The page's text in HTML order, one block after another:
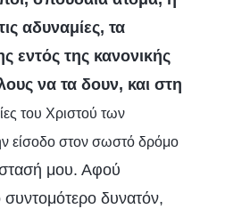
αδυναμίες, τα
εντός της κανονικής
να τα δουν, και στη
του Χριστού των
είσοδο στον σωστό δρόμο
μου. Αφού
δυνατόν,